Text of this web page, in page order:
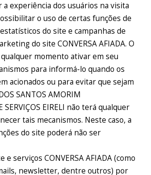
experiência dos usuários na visita
o uso de certas funções de
do site e campanhas de
do site CONVERSA AFIADA. O
momento ativar em seu
para informá-lo quando os
acionados ou para evitar que sejam
SANTOS AMORIM
SERVIÇOS EIRELI não terá qualquer
tais mecanismos. Neste caso, a
do site poderá não ser
e serviços CONVERSA AFIADA (como
newsletter, dentre outros) por